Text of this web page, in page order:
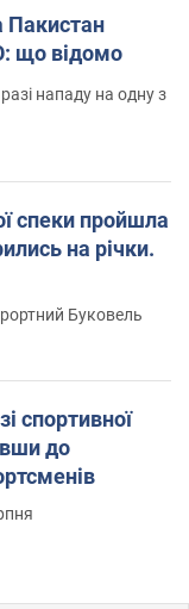
Пакистан
що відомо
нападу на одну з
спеки пройшла
на річки.
Буковель
спортивної
до